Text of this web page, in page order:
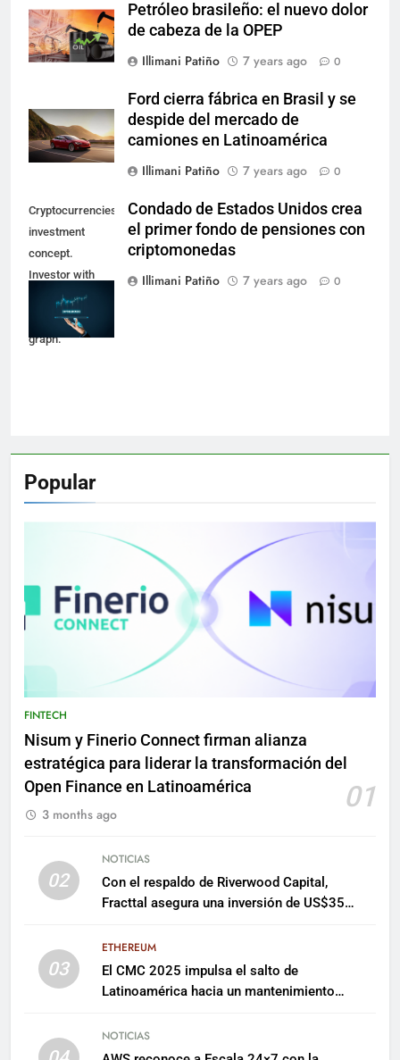
Petróleo brasileño: el nuevo dolor
de cabeza de la OPEP
Illimani Patiño
7 years ago 0
Ford cierra fábrica en Brasil y se
despide del mercado de
camiones en Latinoamérica
Illimani Patiño
7 years ago 0
Cryptocurrencies
investment
concept.
Investor with
digital tablet and
virtual tradeview
graph.
Condado de Estados Unidos crea
el primer fondo de pensiones con
criptomonedas
Illimani Patiño
7 years ago 0
Popular
FINTECH
Nisum y Finerio Connect firman alianza
estratégica para liderar la transformación del
Open Finance en Latinoamérica
01
3 months ago
02
NOTICIAS
Con el respaldo de Riverwood Capital,
Fracttal asegura una inversión de US$35
03
ETHEREUM
El CMC 2025 impulsa el salto de
Latinoamérica hacia un mantenimiento
NOTICIAS